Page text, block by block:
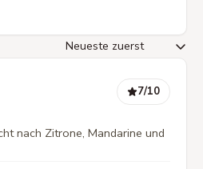
7/10
nach Zitrone, Mandarine und